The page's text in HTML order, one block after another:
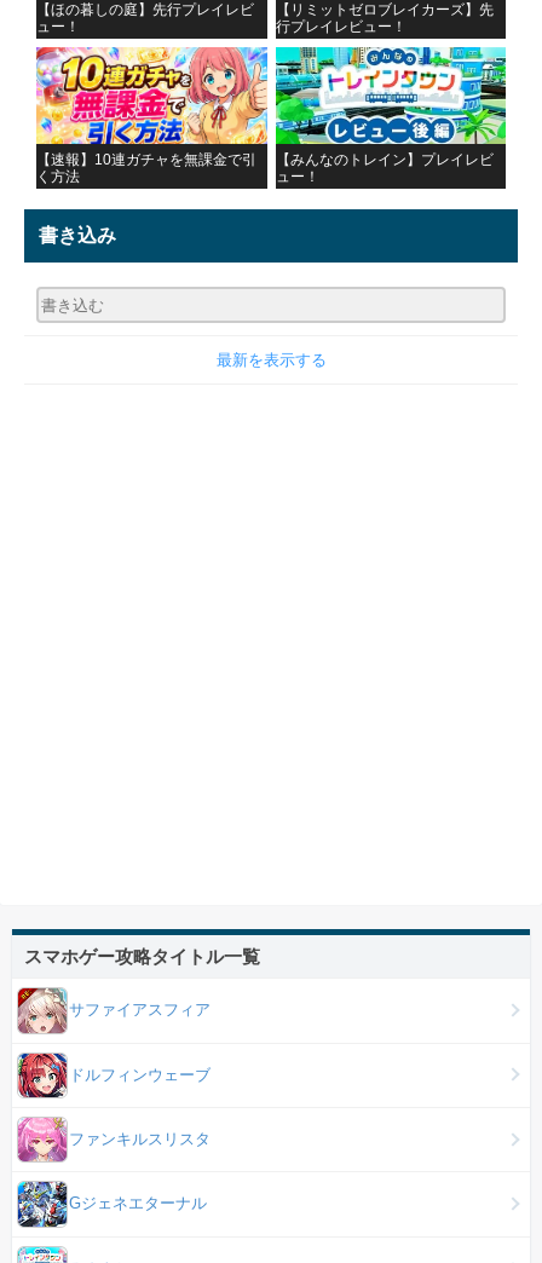
【ほの暮しの庭】先行プレイレビ
ュー！
【リミットゼロブレイカーズ】先
行プレイレビュー！
【速報】10連ガチャを無課金で引
く方法
【みんなのトレイン】プレイレビ
ュー！
書き込み
最新を表示する
スマホゲー攻略タイトル一覧
サファイアスフィア
ドルフィンウェーブ
ファンキルスリスタ
Gジェネエターナル